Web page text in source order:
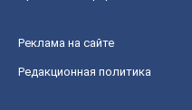
Реклама на сайте
Редакционная политика